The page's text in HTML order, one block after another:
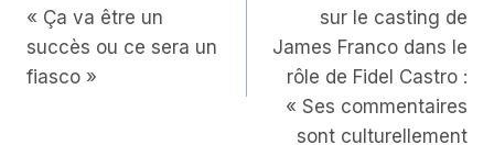
« Ça va être un
succès ou ce sera un
fiasco »
sur le casting de
James Franco dans le
rôle de Fidel Castro :
« Ses commentaires
sont culturellement